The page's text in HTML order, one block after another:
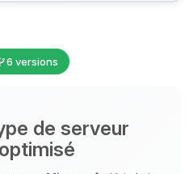
6 versions
de serveur
pour me